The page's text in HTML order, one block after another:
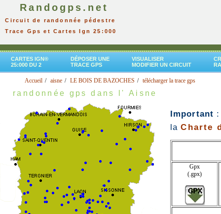
Randogps.net
Circuit de randonnée pédestre
Trace Gps et Cartes Ign 25:000
CARTES IGN®
25:000 DU 2
DÉPOSER UNE
TRACE GPS
VISUALISER
MODIFIER UN CIRCUIT
Accueil aisne LE BOIS DE BAZOCHES télécharger la trace gps
randonnée gps dans l' Aisne
Important
laCharte
Gpx
(.gpx)